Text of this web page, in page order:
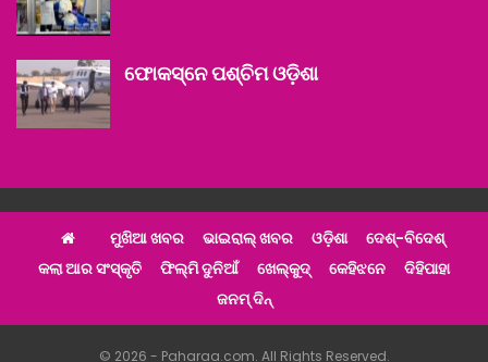
ଫୋକସ୍‌ନେ ପଶ୍ଚିମ ଓଡ଼ିଶା
ମୁଖିଆ ଖବର ଭାଇରାଲ୍ ଖବର ଓଡ଼ିଶା
ଦେଶ୍‌-ବିଦେଶ୍‌
କଲା ଆର ସଂସ୍କୃତି
ଫିଲ୍ମି ଦୁନିଆଁ ଖେଲ୍‌କୁଦ୍‌ କେହିଝନେ
ଦିହିପାହା
ଜନମ୍ ଦିନ୍
© 2026 - Paharaa.com. All Rights Reserved.